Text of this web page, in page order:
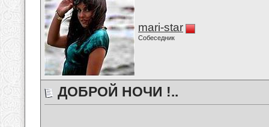
mari-star
Собеседник
ДОБРОЙ НОЧИ !..